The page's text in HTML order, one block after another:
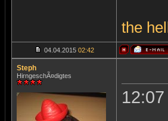
the
04.04.2015 02:42
Steph
HirngeschÃ¤digtes
12:07